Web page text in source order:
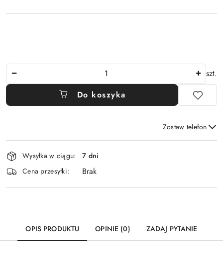
szt.
Do koszyka
Zostaw telefon
Dostępność
i
dostawa
Wysyłka w ciągu:
7 dni
Cena przesyłki:
Brak
OPIS PRODUKTU OPINIE (0) ZADAJ PYTANIE